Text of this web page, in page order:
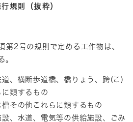
規則（抜粋）
2号の規則で定める工作物は、
。
、横断歩道橋、橋りょう、跨(こ)
類するもの
その他これらに類するもの
、水道、電気等の供給施設、ごみ